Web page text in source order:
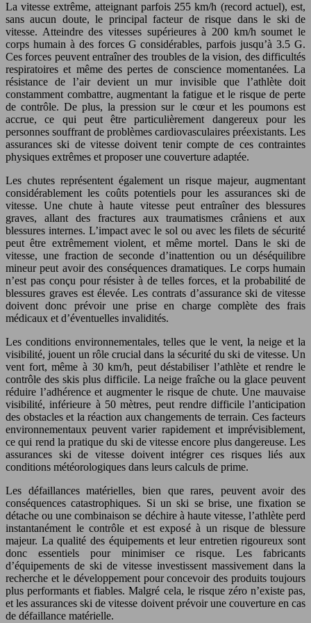
La vitesse extrême, atteignant parfois 255 km/h (record actuel), est,
sans aucun doute, le principal facteur de risque dans le ski de
vitesse. Atteindre des vitesses supérieures à 200 km/h soumet le
corps humain à des forces G considérables, parfois jusqu’à 3.5 G.
Ces forces peuvent entraîner des troubles de la vision, des difficultés
respiratoires et même des pertes de conscience momentanées. La
résistance de l’air devient un mur invisible que l’athlète doit
constamment combattre, augmentant la fatigue et le risque de perte
de contrôle. De plus, la pression sur le cœur et les poumons est
accrue, ce qui peut être particulièrement dangereux pour les
personnes souffrant de problèmes cardiovasculaires préexistants. Les
assurances ski de vitesse doivent tenir compte de ces contraintes
physiques extrêmes et proposer une couverture adaptée.
Les chutes représentent également un risque majeur, augmentant
considérablement les coûts potentiels pour les assurances ski de
vitesse. Une chute à haute vitesse peut entraîner des blessures
graves, allant des fractures aux traumatismes crâniens et aux
blessures internes. L’impact avec le sol ou avec les filets de sécurité
peut être extrêmement violent, et même mortel. Dans le ski de
vitesse, une fraction de seconde d’inattention ou un déséquilibre
mineur peut avoir des conséquences dramatiques. Le corps humain
n’est pas conçu pour résister à de telles forces, et la probabilité de
blessures graves est élevée. Les contrats d’assurance ski de vitesse
doivent donc prévoir une prise en charge complète des frais
médicaux et d’éventuelles invalidités.
Les conditions environnementales, telles que le vent, la neige et la
visibilité, jouent un rôle crucial dans la sécurité du ski de vitesse. Un
vent fort, même à 30 km/h, peut déstabiliser l’athlète et rendre le
contrôle des skis plus difficile. La neige fraîche ou la glace peuvent
réduire l’adhérence et augmenter le risque de chute. Une mauvaise
visibilité, inférieure à 50 mètres, peut rendre difficile l’anticipation
des obstacles et la réaction aux changements de terrain. Ces facteurs
environnementaux peuvent varier rapidement et imprévisiblement,
ce qui rend la pratique du ski de vitesse encore plus dangereuse. Les
assurances ski de vitesse doivent intégrer ces risques liés aux
conditions météorologiques dans leurs calculs de prime.
Les défaillances matérielles, bien que rares, peuvent avoir des
conséquences catastrophiques. Si un ski se brise, une fixation se
détache ou une combinaison se déchire à haute vitesse, l’athlète perd
instantanément le contrôle et est exposé à un risque de blessure
majeur. La qualité des équipements et leur entretien rigoureux sont
donc essentiels pour minimiser ce risque. Les fabricants
d’équipements de ski de vitesse investissent massivement dans la
recherche et le développement pour concevoir des produits toujours
plus performants et fiables. Malgré cela, le risque zéro n’existe pas,
et les assurances ski de vitesse doivent prévoir une couverture en cas
de défaillance matérielle.